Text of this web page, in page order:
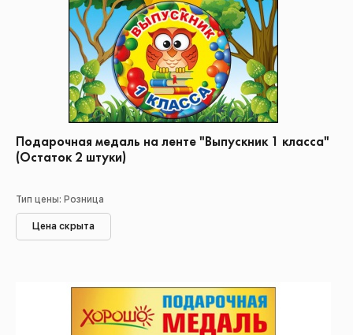
Подарочная медаль на ленте "Выпускник 1 класса"
(Остаток 2 штуки)
Тип цены: Розница
Цена скрыта